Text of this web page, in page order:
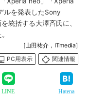
ルを発表したSony
統括する大澤斉氏に、
[山田祐介，ITmedia]
PC用表示
関連情報
LINE Hatena